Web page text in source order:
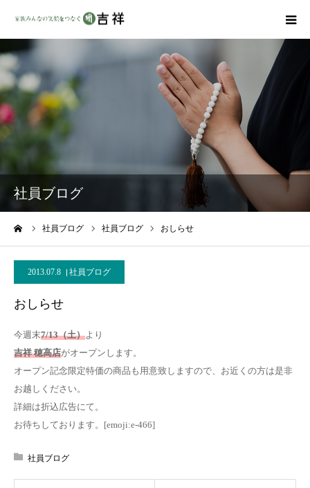
社員ブログ
社員ブログ 社員ブログ おしらせ
2013.07.8 社員ブログ
おしらせ
今週末7/13（土）より
吉祥 穂高店がオープンします。
オープン記念限定特価の商品も用意致しますので、お近くの方は是非
お越しください。
詳細は折込広告にて。
お待ちしております。[emoji:e-466]
社員ブログ
商品ラインナップ
墓地・霊園を探す
吉祥の特徴